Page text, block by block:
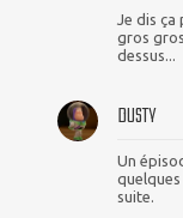
Je dis ça
gros
dessus...
DUSTY
Un
suite.